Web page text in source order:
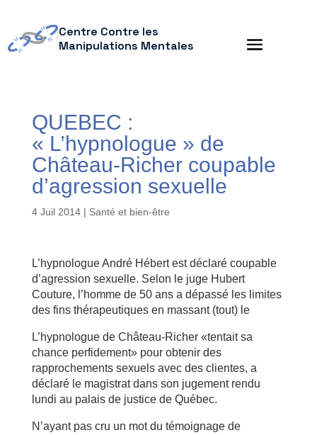
Centre Contre les
Manipulations Mentales
QUEBEC :
« L’hypnologue » de
Château-Richer coupable
d’agression sexuelle
4 Juil 2014| Santé et bien-être
L’hypnologue André Hébert est déclaré coupable
d’agression sexuelle. Selon le juge Hubert
Couture, l’homme de 50 ans a dépassé les limites
des fins thérapeutiques en massant (tout) le
L’hypnologue de Château-Richer «tentait sa
chance perfidement» pour obtenir des
rapprochements sexuels avec des clientes, a
déclaré le magistrat dans son jugement rendu
lundi au palais de justice de Québec.
N’ayant pas cru un mot du témoignage de